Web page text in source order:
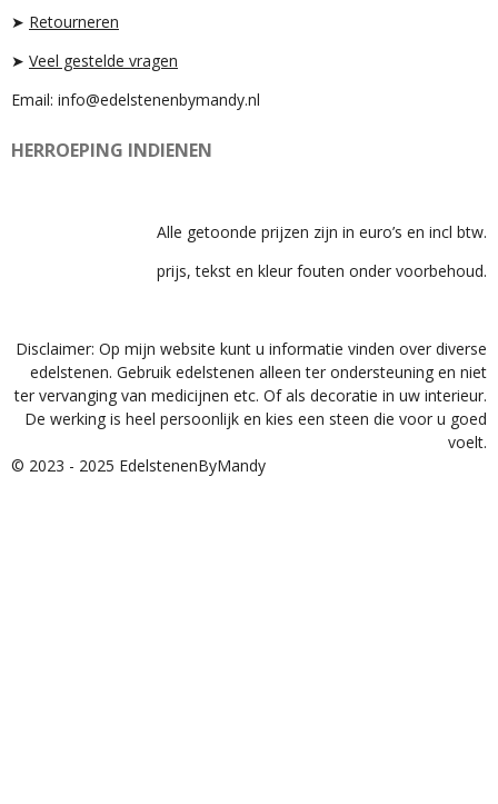
➤ Retourneren
➤ Veel gestelde vragen
Email: info@edelstenenbymandy.nl
HERROEPING INDIENEN
Alle getoonde prijzen zijn in euro’s en incl btw.
prijs, tekst en kleur fouten onder voorbehoud.
Disclaimer: Op mijn website kunt u informatie vinden over diverse
edelstenen. Gebruik edelstenen alleen ter ondersteuning en niet
ter vervanging van medicijnen etc. Of als decoratie in uw interieur.
De werking is heel persoonlijk en kies een steen die voor u goed
voelt.
© 2023 - 2025 EdelstenenByMandy